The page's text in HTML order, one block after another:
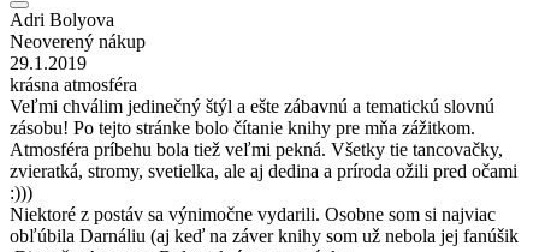
Adri Bolyova
Neoverený nákup
29.1.2019
krásna atmosféra
Veľmi chválim jedinečný štýl a ešte zábavnú a tematickú slovnú
zásobu! Po tejto stránke bolo čítanie knihy pre mňa zážitkom.
Atmosféra príbehu bola tiež veľmi pekná. Všetky tie tancovačky,
zvieratká, stromy, svetielka, ale aj dedina a príroda ožili pred očami
:)))
Niektoré z postáv sa výnimočne vydarili. Osobne som si najviac
obľúbila Darnáliu (aj keď na záver knihy som už nebola jej fanúšik